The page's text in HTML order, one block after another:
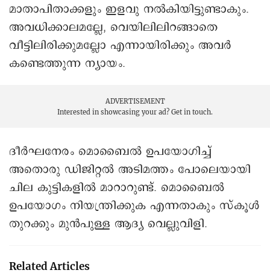
മാതാപിതാക്കളും ഇളവു നൽകിയിട്ടുണ്ടാകും.
അവധിക്കാലമല്ലേ, വെയിലിലിറങ്ങാതെ
വീട്ടിലിരിക്കുമല്ലോ എന്നായിരിക്കും അവർ
കണ്ടെത്തുന്ന ന്യായം.
ADVERTISEMENT
Interested in showcasing your ad? Get in touch.
ദീർഘനേരം മൊബൈൽ ഉപയോഗിച്ച്
അതൊരു ഡിജിറ്റൽ അടിമത്തം പോലെയായി
ചില കുട്ടികളിൽ മാറാറുണ്ട്. മൊബൈൽ
ഉപയോഗം നിയന്ത്രിക്കുക എന്നതാകും സ്കൂൾ
തുറക്കും മുൻപുള്ള ആദ്യ വെല്ലുവിളി.
Related Articles